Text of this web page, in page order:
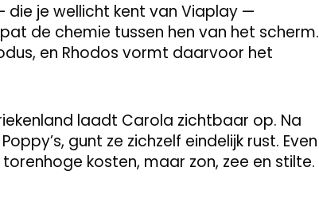
die je wellicht kent van Viaplay —
de chemie tussen hen van het scherm.
en Rhodos vormt daarvoor het
laadt Carola zichtbaar op. Na
gunt ze zichzelf eindelijk rust. Even
kosten, maar zon, zee en stilte.